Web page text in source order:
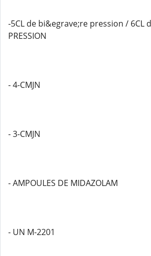
-5CL de bi&egrave;re pression / 6CL
PRESSION
- 4-CMJN
- 3-CMJN
- AMPOULES DE MIDAZOLAM
- UN M-2201